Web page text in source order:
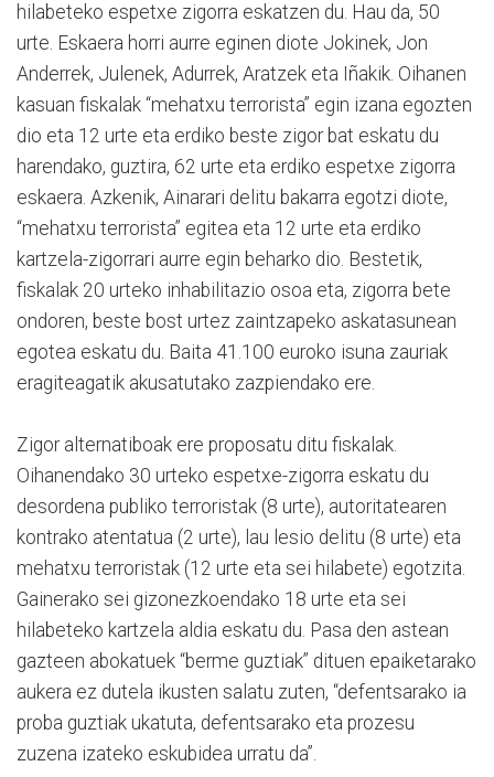
hilabeteko espetxe zigorra eskatzen du. Hau da, 50
urte. Eskaera horri aurre eginen diote Jokinek, Jon
Anderrek, Julenek, Adurrek, Aratzek eta Iñakik. Oihanen
kasuan fiskalak “mehatxu terrorista” egin izana egozten
dio eta 12 urte eta erdiko beste zigor bat eskatu du
harendako, guztira, 62 urte eta erdiko espetxe zigorra
eskaera. Azkenik, Ainarari delitu bakarra egotzi diote,
“mehatxu terrorista” egitea eta 12 urte eta erdiko
kartzela-zigorrari aurre egin beharko dio. Bestetik,
fiskalak 20 urteko inhabilitazio osoa eta, zigorra bete
ondoren, beste bost urtez zaintzapeko askatasunean
egotea eskatu du. Baita 41.100 euroko isuna zauriak
eragiteagatik akusatutako zazpiendako ere.
Zigor alternatiboak ere proposatu ditu fiskalak.
Oihanendako 30 urteko espetxe-zigorra eskatu du
desordena publiko terroristak (8 urte), autoritatearen
kontrako atentatua (2 urte), lau lesio delitu (8 urte) eta
mehatxu terroristak (12 urte eta sei hilabete) egotzita.
Gainerako sei gizonezkoendako 18 urte eta sei
hilabeteko kartzela aldia eskatu du. Pasa den astean
gazteen abokatuek “berme guztiak” dituen epaiketarako
aukera ez dutela ikusten salatu zuten, “defentsarako ia
proba guztiak ukatuta, defentsarako eta prozesu
zuzena izateko eskubidea urratu da”.